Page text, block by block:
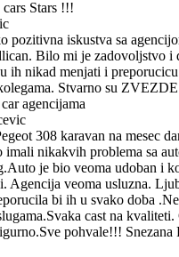
Stars !!!
pozitivna iskustva sa
Bilo mi je zadovoljstvo i
ih nikad menjati i
Stvarno su
agencijama
308 karavan na mesec
imali nikakvih problema sa
je bio veoma udoban i
Agencija veoma usluzna.
bi ih u svako doba
cast na
pohvale!!! Snezana